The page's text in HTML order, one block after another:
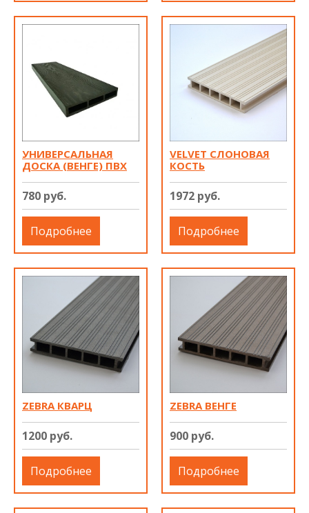
УНИВЕРСАЛЬНАЯ
ДОСКА (ВЕНГЕ) ПВХ
780 руб.
Подробнее
VELVET СЛОНОВАЯ
КОСТЬ
1972 руб.
Подробнее
ZEBRA КВАРЦ
1200 руб.
Подробнее
ZEBRA ВЕНГЕ
900 руб.
Подробнее